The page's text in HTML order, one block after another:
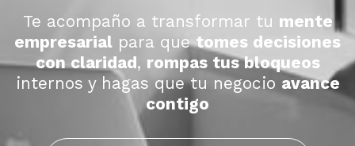
Te acompaño a transformar tu mente
empresarial para quetomes decisiones
con claridad, rompas tus bloqueos
internos y hagas que tu negocio avance
contigo